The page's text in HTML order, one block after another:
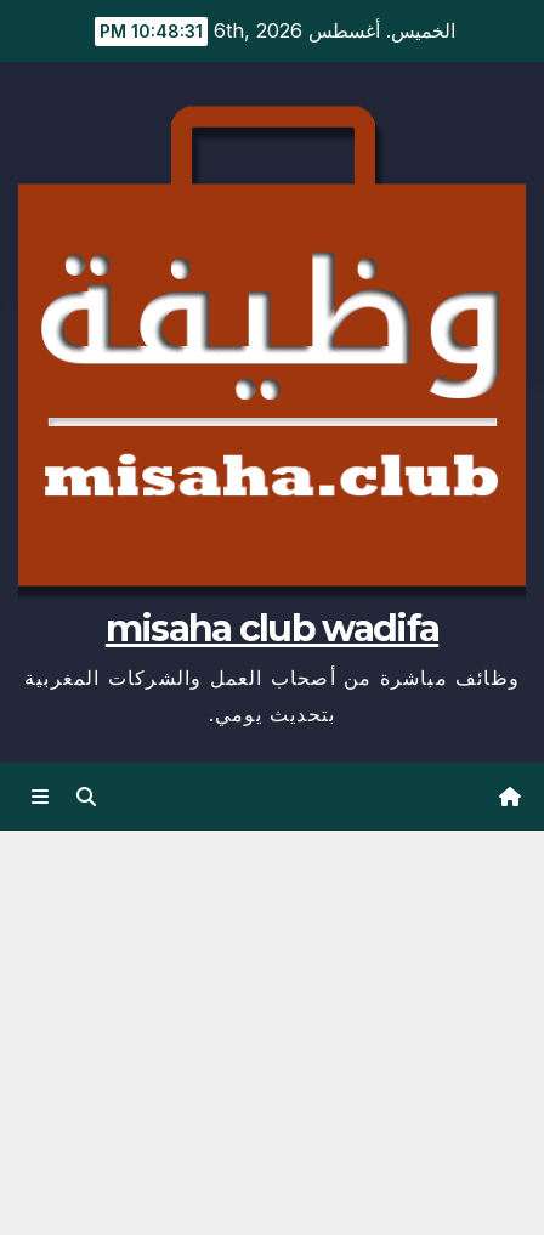
الخميس. أغسطس 6th, 2026 10:48:32 PM
misaha club wadifa
وظائف مباشرة من أصحاب العمل والشركات المغربية
بتحديث يومي.